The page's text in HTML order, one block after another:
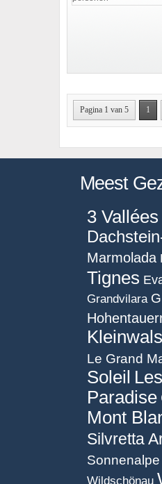
Pagina 1 van 5 1
Meest
3 Vallées
Marmolada
Tignes
Grandvilara
Le Grand
Soleil
Paradise
Mont
Silvretta
Wildschönau